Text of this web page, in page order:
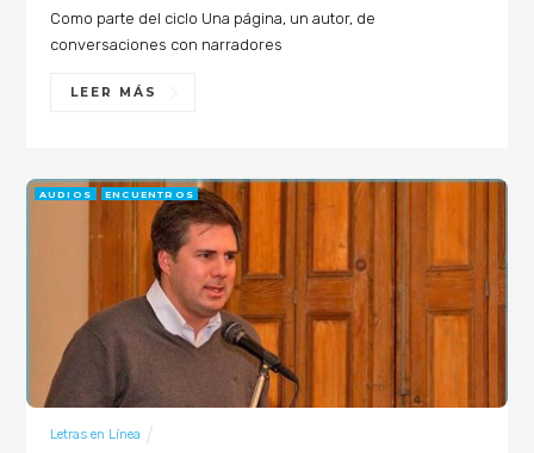
Como parte del ciclo Una página, un autor, de
conversaciones con narradores
LEER MÁS
Letras en Línea
AUDIOS ENCUENTROS